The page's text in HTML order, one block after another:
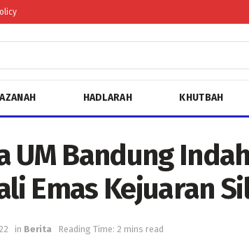
HADLARAH KHUTBAH
UM Bandung Indah
Emas Kejuaran
in Berita Reading Time: 2 mins read